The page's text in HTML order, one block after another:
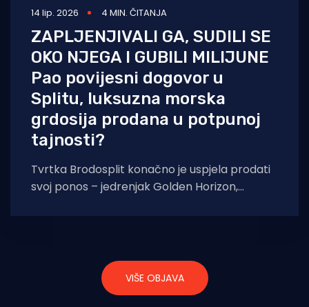
14 lip. 2026 4 MIN. ČITANJA
ZAPLJENJIVALI GA, SUDILI SE
OKO NJEGA I GUBILI MILIJUNE
Pao povijesni dogovor u
Splitu, luksuzna morska
grdosija prodana u potpunoj
tajnosti?
Tvrtka Brodosplit konačno je uspjela prodati
svoj ponos – jedrenjak Golden Horizon,
dostupnim informacijama, jedrenjak je
VIŠE OBJAVA